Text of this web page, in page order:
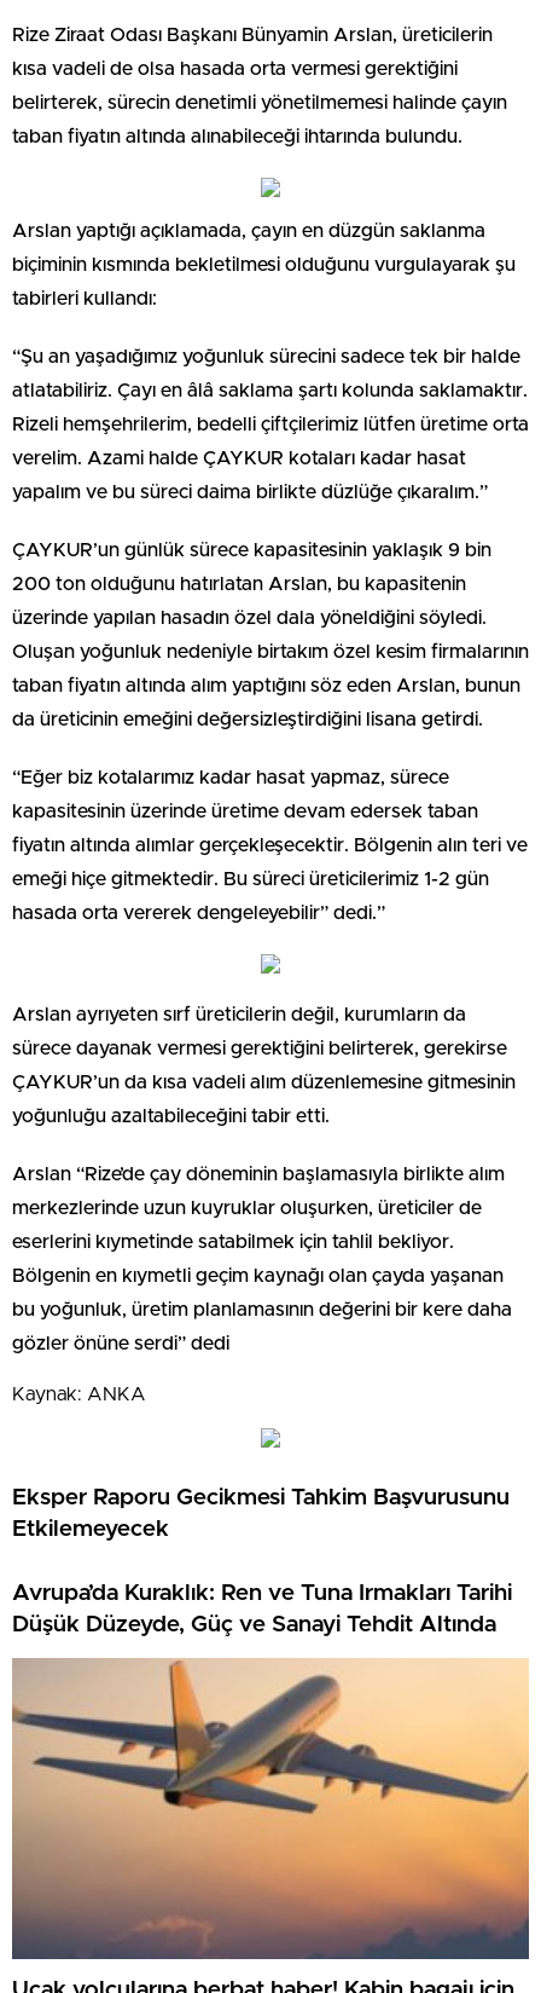
Rize Ziraat Odası Başkanı Bünyamin Arslan, üreticilerin
kısa vadeli de olsa hasada orta vermesi gerektiğini
belirterek, sürecin denetimli yönetilmemesi halinde çayın
taban fiyatın altında alınabileceği ihtarında bulundu.
Arslan yaptığı açıklamada, çayın en düzgün saklanma
biçiminin kısmında bekletilmesi olduğunu vurgulayarak şu
tabirleri kullandı:
“Şu an yaşadığımız yoğunluk sürecini sadece tek bir halde
atlatabiliriz. Çayı en âlâ saklama şartı kolunda saklamaktır.
Rizeli hemşehrilerim, bedelli çiftçilerimiz lütfen üretime orta
verelim. Azami halde ÇAYKUR kotaları kadar hasat
yapalım ve bu süreci daima birlikte düzlüğe çıkaralım.”
ÇAYKUR’un günlük sürece kapasitesinin yaklaşık 9 bin
200 ton olduğunu hatırlatan Arslan, bu kapasitenin
üzerinde yapılan hasadın özel dala yöneldiğini söyledi.
Oluşan yoğunluk nedeniyle birtakım özel kesim firmalarının
taban fiyatın altında alım yaptığını söz eden Arslan, bunun
da üreticinin emeğini değersizleştirdiğini lisana getirdi.
“Eğer biz kotalarımız kadar hasat yapmaz, sürece
kapasitesinin üzerinde üretime devam edersek taban
fiyatın altında alımlar gerçekleşecektir. Bölgenin alın teri ve
emeği hiçe gitmektedir. Bu süreci üreticilerimiz 1-2 gün
hasada orta vererek dengeleyebilir” dedi.”
Arslan ayrıyeten sırf üreticilerin değil, kurumların da
sürece dayanak vermesi gerektiğini belirterek, gerekirse
ÇAYKUR’un da kısa vadeli alım düzenlemesine gitmesinin
yoğunluğu azaltabileceğini tabir etti.
Arslan “Rize’de çay döneminin başlamasıyla birlikte alım
merkezlerinde uzun kuyruklar oluşurken, üreticiler de
eserlerini kıymetinde satabilmek için tahlil bekliyor.
Bölgenin en kıymetli geçim kaynağı olan çayda yaşanan
bu yoğunluk, üretim planlamasının değerini bir kere daha
gözler önüne serdi” dedi
Kaynak: ANKA
Eksper Raporu Gecikmesi Tahkim Başvurusunu
Etkilemeyecek
Avrupa’da Kuraklık: Ren ve Tuna Irmakları Tarihi
Düşük Düzeyde, Güç ve Sanayi Tehdit Altında